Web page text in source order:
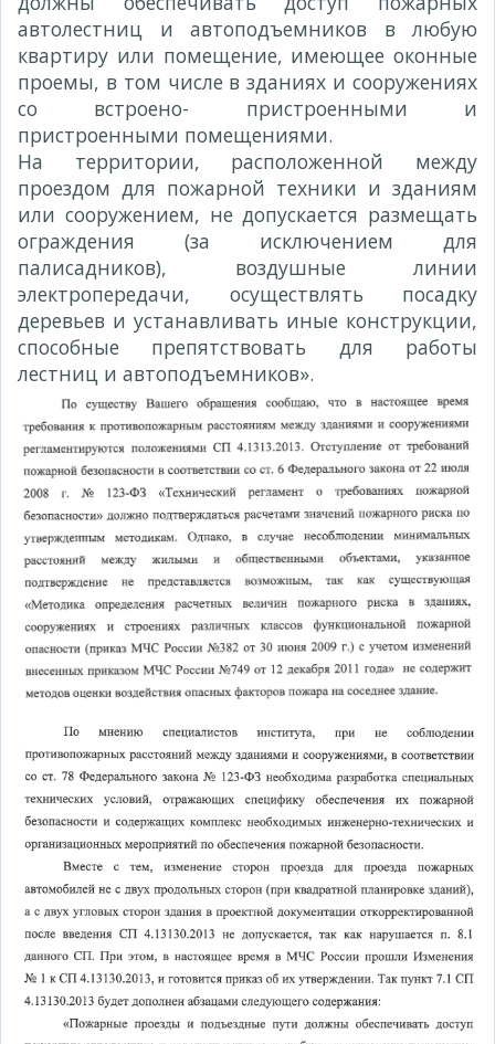
автолестниц и автоподъемников в любую
квартиру или помещение, имеющее оконные
проемы, в том числе в зданиях и сооружениях
со встроено- пристроенными и
пристроенными помещениями.
На территории, расположенной между
проездом для пожарной техники и зданиям
или сооружением, не допускается размещать
ограждения (за исключением для
палисадников), воздушные линии
электропередачи, осуществлять посадку
деревьев и устанавливать иные конструкции,
способные препятствовать для работы
лестниц и автоподъемников».